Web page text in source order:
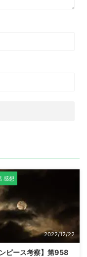
感想
2022/12/22
ンピース考察】第958